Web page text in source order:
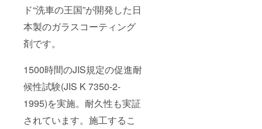
ド“洗車の王国”が開発した日
本製のガラスコーティング
剤です。
1500時間のJIS規定の促進耐
候性試験(JIS K 7350-2-
1995)を実施。耐久性も実証
されています。施工するこ